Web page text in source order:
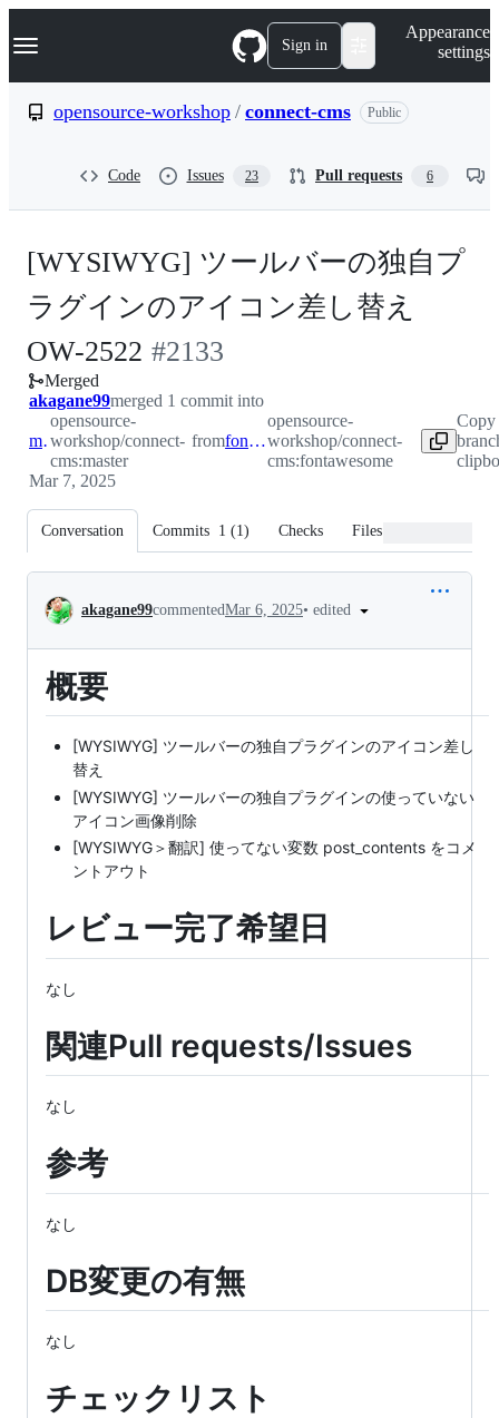
k
p
Navigation Menu Sign in
Appearance
settings
opensource-workshop / connect-cms Public
Code Issues 23 Pull requests 6
[WYSIWYG] ツールバーの独自プ
ラグインのアイコン差し替え
OW-2522 -
#2133
#2133
Merged
akagane99merged 1 commit into
master
opensource-
workshop/connect-
cms:master
from fontawesome
opensource-
workshop/connect-
cms:fontawesome
Copy
Mar 7, 2025
Conversation Commits 1 (1) Checks Files changed
Conversation
akagane99commentedMar 6, 2025• edited
概要
[WYSIWYG] ツールバーの独自プラグインのアイコン差し
替え
[WYSIWYG] ツールバーの独自プラグインの使っていない
アイコン画像削除
[WYSIWYG＞翻訳] 使ってない変数 post_contents をコメ
ントアウト
レビュー完了希望日
なし
関連Pull requests/Issues
なし
参考
なし
DB変更の有無
なし
チェックリスト